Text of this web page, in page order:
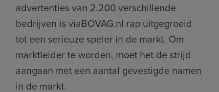
advertenties van 2.200 verschillende
bedrijven is viaBOVAG.nl rap uitgegroeid
tot een serieuze speler in de markt. Om
marktleider te worden, moet het de strijd
aangaan met een aantal gevestigde namen
in de markt.